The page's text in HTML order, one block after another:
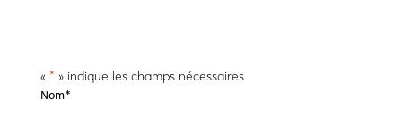
« * » indique les champs nécessaires
Nom*